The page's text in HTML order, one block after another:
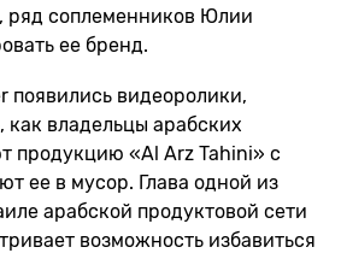
ряд соплеменников Юлии
ее бренд.
появились видеоролики,
владельцы арабских
продукцию «Al Arz Tahini» с
ее в мусор. Глава одной из
арабской продуктовой сети
возможность избавиться